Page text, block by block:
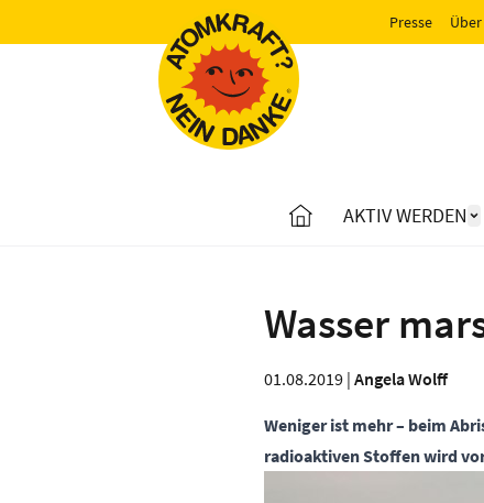
Presse
AKTIV WERDEN
Wasser
01.08.2019 | Angela Wolff
Weniger ist mehr – beim
radioaktiven Stoffen wird